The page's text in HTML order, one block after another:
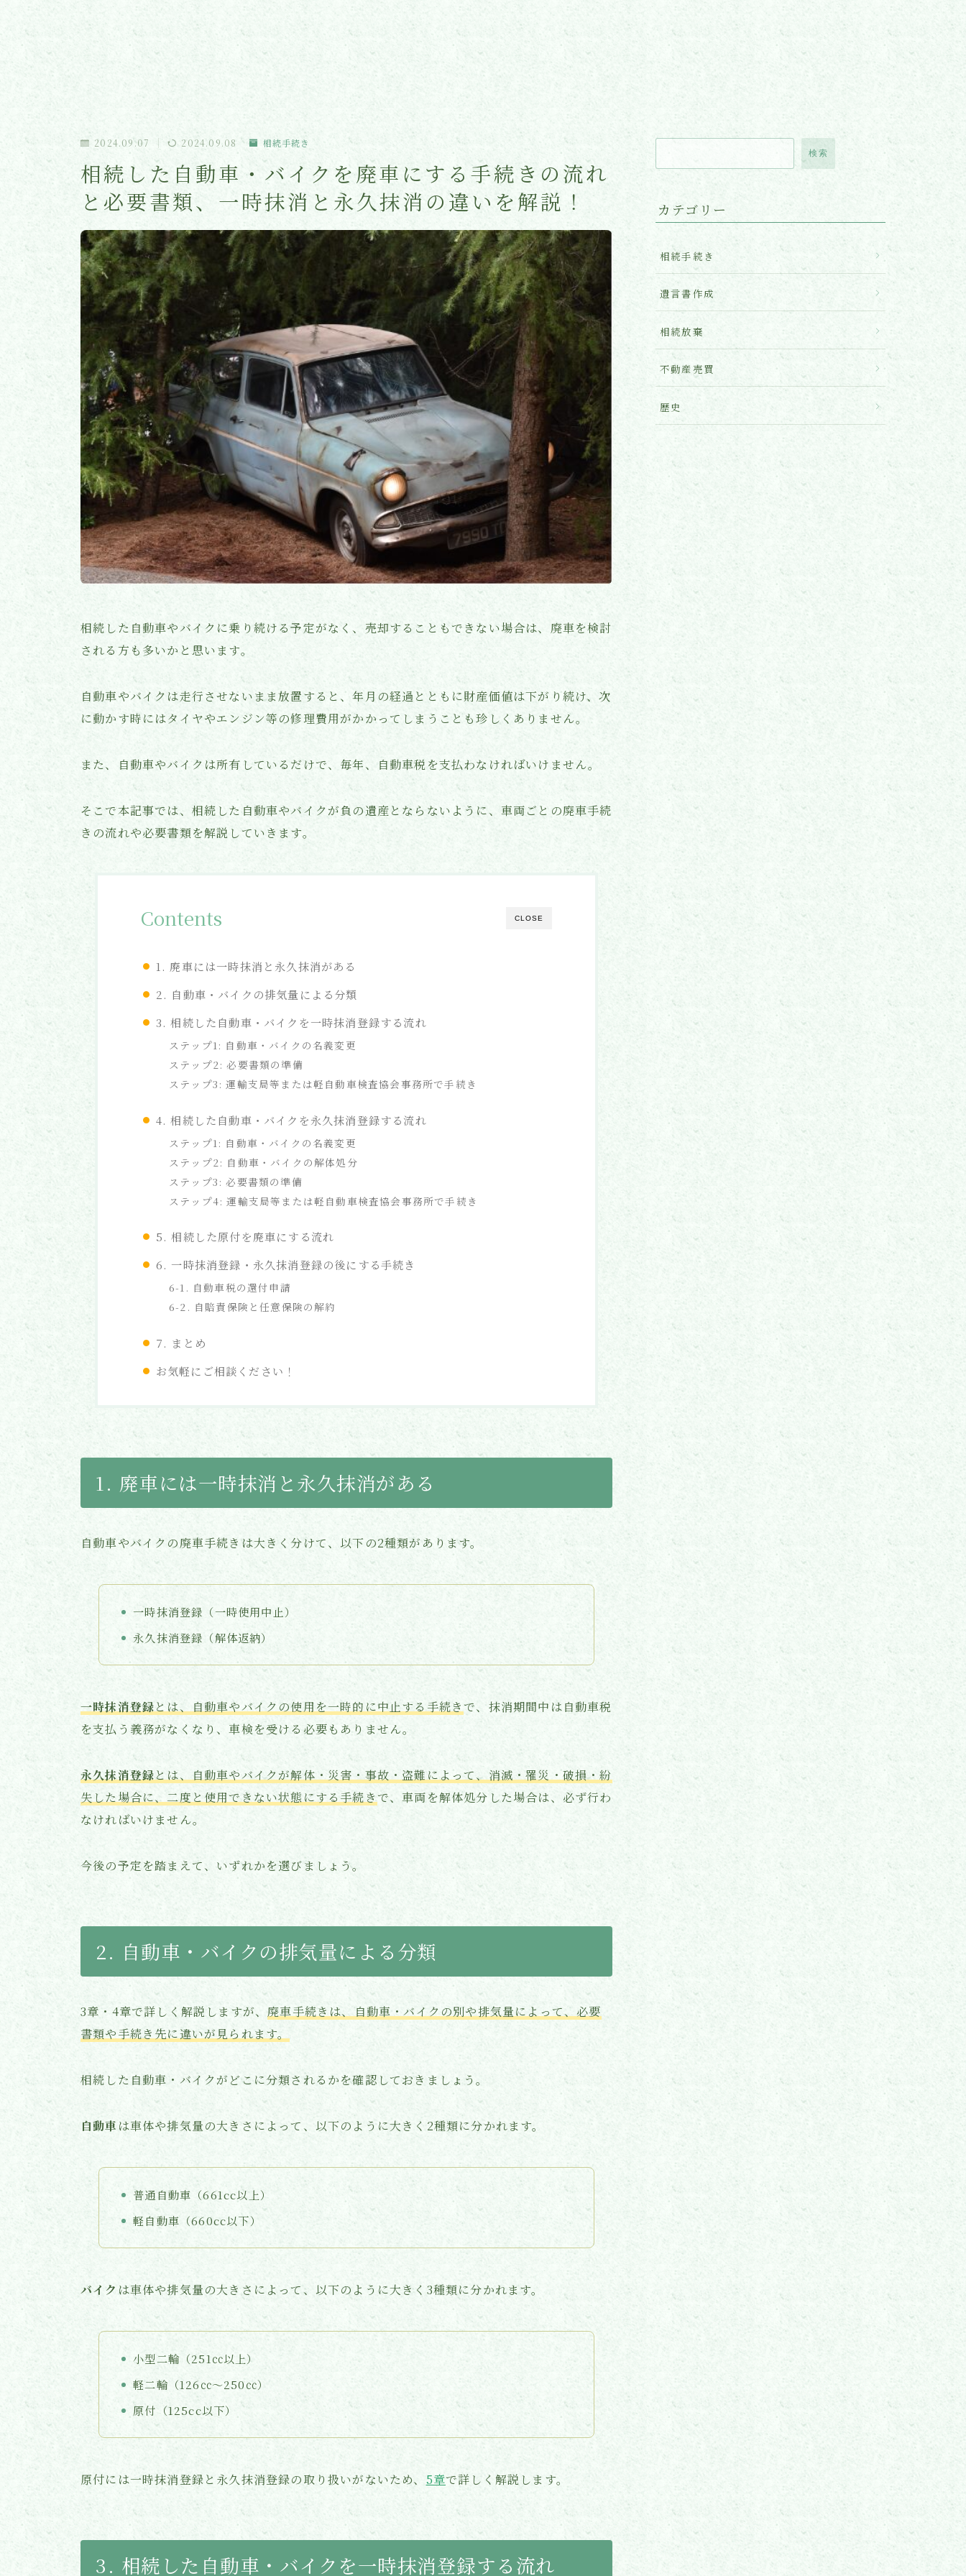
2024.09.07 2024.09.08 相続手続き
相続した自動車・バイクを廃車にする手続きの流れ
と必要書類、一時抹消と永久抹消の違いを解説！
相続した自動車やバイクに乗り続ける予定がなく、売却することもできない場合は、廃車を検討
される方も多いかと思います。
自動車やバイクは走行させないまま放置すると、年月の経過とともに財産価値は下がり続け、次
に動かす時にはタイヤやエンジン等の修理費用がかかってしまうことも珍しくありません。
また、自動車やバイクは所有しているだけで、毎年、自動車税を支払わなければいけません。
そこで本記事では、相続した自動車やバイクが負の遺産とならないように、車両ごとの廃車手続
きの流れや必要書類を解説していきます。
CLOSE
Contents
1. 廃車には一時抹消と永久抹消がある
2. 自動車・バイクの排気量による分類
3. 相続した自動車・バイクを一時抹消登録する流れ
ステップ1: 自動車・バイクの名義変更
ステップ2: 必要書類の準備
ステップ3: 運輸支局等または軽自動車検査協会事務所で手続き
4. 相続した自動車・バイクを永久抹消登録する流れ
ステップ1: 自動車・バイクの名義変更
ステップ2: 自動車・バイクの解体処分
ステップ3: 必要書類の準備
ステップ4: 運輸支局等または軽自動車検査協会事務所で手続き
5. 相続した原付を廃車にする流れ
6. 一時抹消登録・永久抹消登録の後にする手続き
6-1. 自動車税の還付申請
6-2. 自賠責保険と任意保険の解約
7. まとめ
お気軽にご相談ください！
1. 廃車には一時抹消と永久抹消がある
自動車やバイクの廃車手続きは大きく分けて、以下の2種類があります。
一時抹消登録（一時使用中止）
永久抹消登録（解体返納）
一時抹消登録とは、自動車やバイクの使用を一時的に中止する手続きで、抹消期間中は自動車税
を支払う義務がなくなり、車検を受ける必要もありません。
永久抹消登録とは、自動車やバイクが解体・災害・事故・盗難によって、消滅・罹災・破損・紛
失した場合に、二度と使用できない状態にする手続きで、車両を解体処分した場合は、必ず行わ
なければいけません。
今後の予定を踏まえて、いずれかを選びましょう。
2. 自動車・バイクの排気量による分類
3章・4章で詳しく解説しますが、 廃車手続きは、自動車・バイクの別や排気量によって、必要
書類や手続き先に違いが見られます。
相続した自動車・バイクがどこに分類されるかを確認しておきましょう。
自動車 は車体や排気量の大きさによって、以下のように大きく2種類に分かれます。
普通自動車（661cc以上）
軽自動車（660cc以下）
バイク は車体や排気量の大きさによって、以下のように大きく3種類に分かれます。
小型二輪（251㏄以上）
軽二輪（126㏄〜250㏄）
原付（125cc以下）
原付には一時抹消登録と永久抹消登録の取り扱いがないため、 5章で詳しく解説します。
3. 相続した自動車・バイクを一時抹消登録する流れ
検索
カテゴリー
相続手続き
遺言書作成
相続放棄
不動産売買
歴史